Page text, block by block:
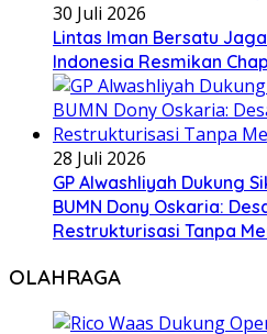
30 Juli 2026
Lintas Iman Bersatu
Indonesia Resmikan
28 Juli 2026
GP Alwashliyah Dukung
BUMN Dony Oskaria:
Restrukturisasi Tanpa
OLAHRAGA